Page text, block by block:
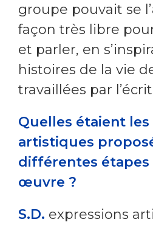
groupe pouvait se
façon très libre
et parler, en
histoires de la vie
travaillées par
Quelles étaient les
artistiques
différentes étapes
œuvre ?
S.D. expressions